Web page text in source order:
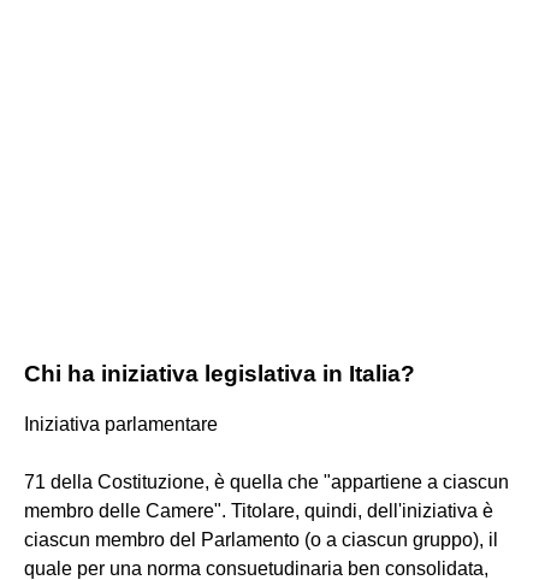
Chi ha iniziativa legislativa in Italia?
Iniziativa parlamentare
71 della Costituzione, è quella che "appartiene a ciascun
membro delle Camere". Titolare, quindi, dell'iniziativa è
ciascun membro del Parlamento (o a ciascun gruppo), il
quale per una norma consuetudinaria ben consolidata,